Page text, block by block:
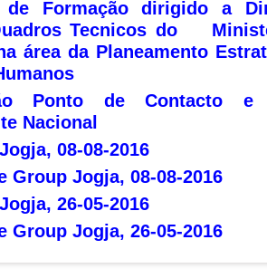
de Formação dirigido a
Tecnicos do
área da Planeamento
Ponto de Contacto
Nacional
08-08-2016
Group Jogja, 08-08-2016
26-05-2016
Group Jogja, 26-05-2016